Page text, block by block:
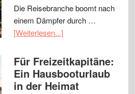
Die Reisebranche boomt nach
einem Dämpfer durch …
[Weiterlesen...]
Für Freizeitkapitäne:
Ein Hausbooturlaub
in der Heimat